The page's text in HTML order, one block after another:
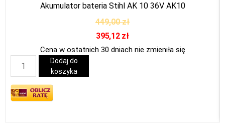
Akumulator bateria Stihl AK 10 36V AK10
449,00zł
395,12 zł
Cena w ostatnich 30 dniach nie zmieniła się
Dodaj do
koszyka